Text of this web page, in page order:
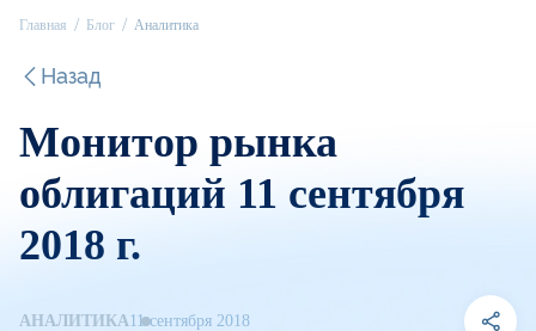
Главная Блог Аналитика
Назад
Монитор рынка
облигаций 11 сентября
2018 г.
АНАЛИТИКА11 сентября 2018